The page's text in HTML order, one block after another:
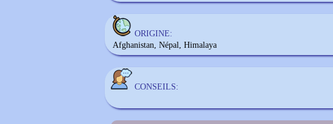
ORIGINE:
Afghanistan, Népal, Himalaya
CONSEILS: